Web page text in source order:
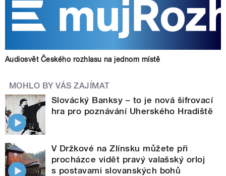
Audiosvět Českého rozhlasu na jednom místě
MOHLO BY VÁS ZAJÍMAT
Slovácký Banksy – to je nová šifrovací
hra pro poznávání Uherského Hradiště
V Držkové na Zlínsku můžete při
procházce vidět pravý valašský orloj
s postavami slovanských bohů